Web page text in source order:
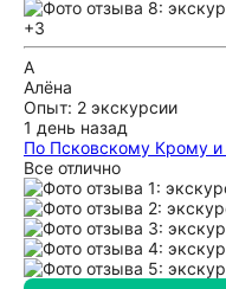
+3
А
Алёна
Опыт: 2 экскурсии
1 день назад
По Псковскому Крому
Все отлично